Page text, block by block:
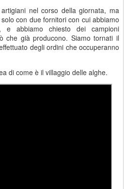
nel corso della giornata, ma
con due fornitori con cui abbiamo
e abbiamo chiesto dei campioni
che già producono. Siamo tornati il
degli ordini che occuperanno
di come è il villaggio delle alghe.